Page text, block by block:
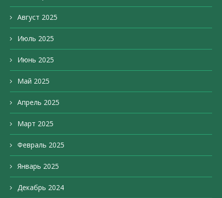
Август 2025
Июль 2025
Июнь 2025
Май 2025
Апрель 2025
Март 2025
Февраль 2025
Январь 2025
Декабрь 2024